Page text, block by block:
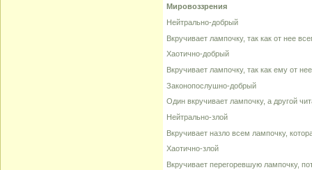
Мировоззрения
Нейтрально-добрый
Вкручивает лампочку, так как от нее
Хаотично-добрый
Вкручивает лампочку, так как ему от
Законопослушно-добрый
Один вкручивает лампочку, а другой
Нейтрально-злой
Вкручивает назло всем лампочку,
Хаотично-злой
Вкручивает перегоревшую лампочку,